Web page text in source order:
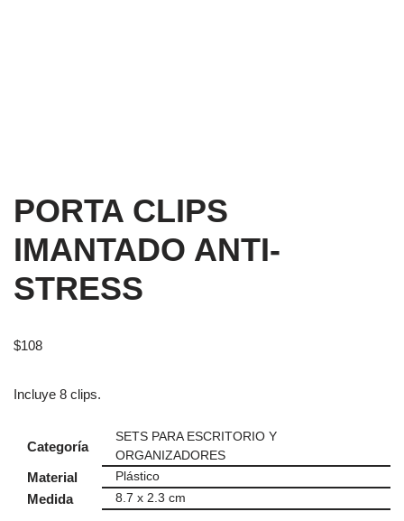
PORTA CLIPS
IMANTADO ANTI-
STRESS
$108
Incluye 8 clips.
Categoría
SETS PARA ESCRITORIO Y
ORGANIZADORES
Material Plástico
Medida 8.7 x 2.3 cm